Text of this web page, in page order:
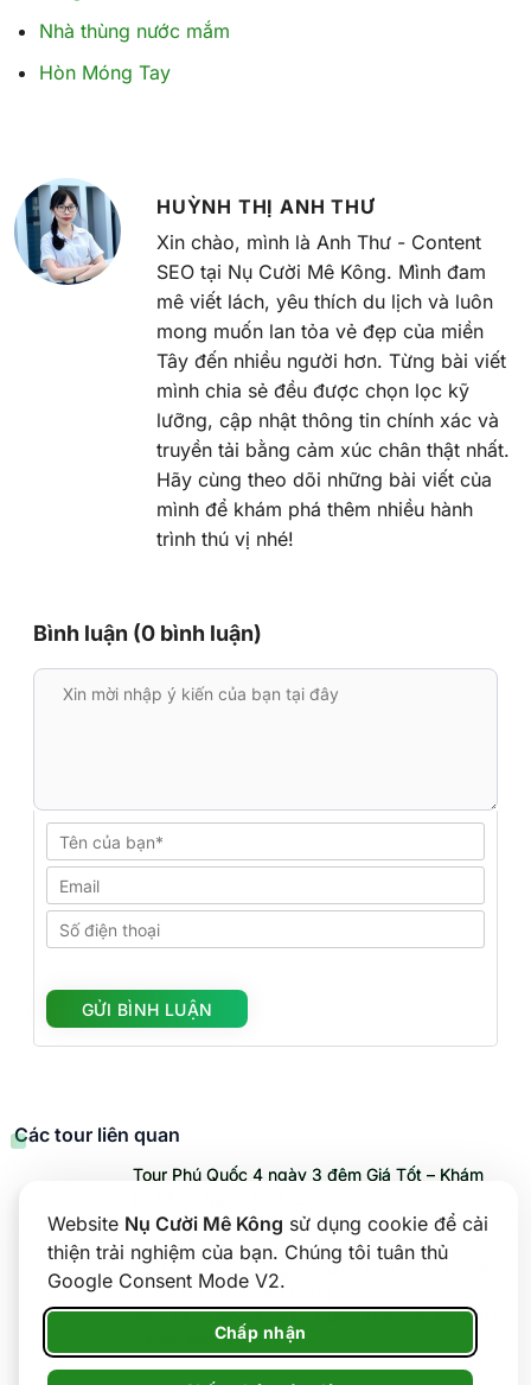
Website Nụ Cười Mê Kông sử dụng cookie để cải
thiện trải nghiệm của bạn. Chúng tôi tuân thủ
Google Consent Mode V2.
Chấp nhận
Nhà thùng nước mắm
Hòn Móng Tay
HUỲNH THỊ ANH THƯ
Xin chào, mình là Anh Thư - Content
SEO tại Nụ Cười Mê Kông. Mình đam
mê viết lách, yêu thích du lịch và luôn
mong muốn lan tỏa vẻ đẹp của miền
Tây đến nhiều người hơn. Từng bài viết
mình chia sẻ đều được chọn lọc kỹ
lưỡng, cập nhật thông tin chính xác và
truyền tải bằng cảm xúc chân thật nhất.
Hãy cùng theo dõi những bài viết của
mình để khám phá thêm nhiều hành
trình thú vị nhé!
Bình luận (0 bình luận)
Các tour liên quan
Tour Phú Quốc 4 ngày 3 đêm Giá Tốt – Khám
Tour Phú Quốc 3 ngày 2 đêm – Check-in đảo
ngọc Phú Quốc
Tour Phú Quốc 3 ngày 2 đêm khởi hành từ Cần
Thơ – Giá chỉ 4.390.000đ
Tour Phú Quốc 4 ngày 3 đêm trọn gói: Du hí Bắc
– Nam Đảo Ngọc